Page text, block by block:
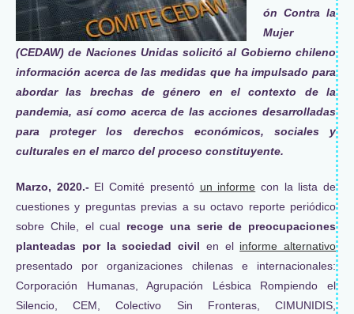
ón Contra la
Mujer
(CEDAW) de Naciones Unidas solicitó al Gobierno chileno
información acerca de las medidas que ha impulsado para
abordar las brechas de género en el contexto de la
pandemia, así como acerca de las acciones desarrolladas
para proteger los derechos económicos, sociales y
culturales en el marco del proceso constituyente.
Marzo, 2020.-El Comité presentó un informe con la lista de
cuestiones y preguntas previas a su octavo reporte periódico
sobre Chile, el cual recoge una serie de preocupaciones
planteadas por la sociedad civil en el informe alternativo
presentado por organizaciones chilenas e internacionales:
Corporación Humanas, Agrupación Lésbica Rompiendo el
Silencio, CEM, Colectivo Sin Fronteras, CIMUNIDIS,